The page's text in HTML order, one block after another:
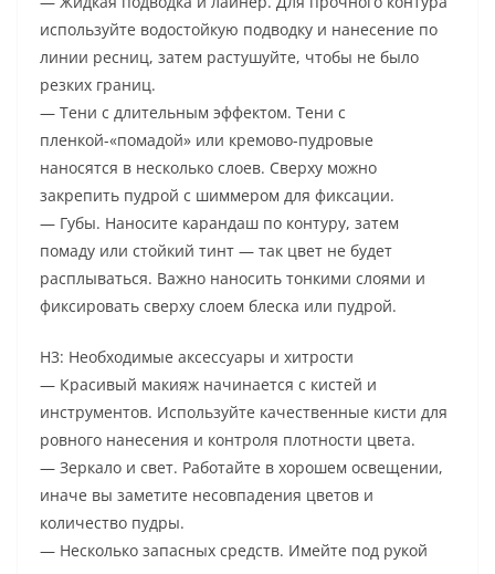
используйте водостойкую подводку и нанесение по
линии ресниц, затем растушуйте, чтобы не было
резких границ.
— Тени с длительным эффектом. Тени с
пленкой-«помадой» или кремово-пудровые
наносятся в несколько слоев. Сверху можно
закрепить пудрой с шиммером для фиксации.
— Губы. Наносите карандаш по контуру, затем
помаду или стойкий тинт — так цвет не будет
расплываться. Важно наносить тонкими слоями и
фиксировать сверху слоем блеска или пудрой.
H3: Необходимые аксессуары и хитрости
— Красивый макияж начинается с кистей и
инструментов. Используйте качественные кисти для
ровного нанесения и контроля плотности цвета.
— Зеркало и свет. Работайте в хорошем освещении,
иначе вы заметите несовпадения цветов и
количество пудры.
— Несколько запасных средств. Имейте под рукой